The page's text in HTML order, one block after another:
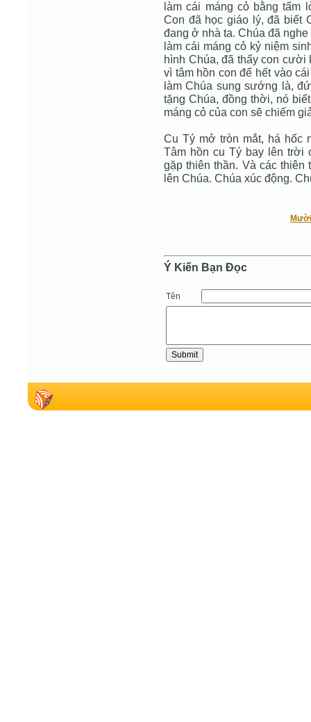
làm cái máng cỏ bằng tấm
Con đã học giáo lý, đã biết
đang ở nhà ta. Chúa đã
làm cái máng cỏ kỷ niệm
hình Chúa, đã thấy con cười
vì tâm hồn con để hết vào
làm Chúa sung sướng là,
tặng Chúa, đồng thời, nó
máng cỏ của con sẽ chiếm
Cu Tý mở tròn mắt, há hốc
Tâm hồn cu Tý bay lên trời
gặp thiên thần. Và các thiên
lên Chúa. Chúa xúc động.
Ý Kiến Bạn Ðọc
Tên